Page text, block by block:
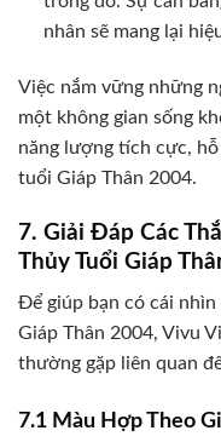
nhân sẽ mang lại
Việc nắm vững những
một không gian sống
năng lượng tích cực,
tuổi Giáp Thân 2004.
7. Giải Đáp Các
Thủy Tuổi Giáp
Để giúp bạn có cái
Giáp Thân 2004, Vivu
thường gặp liên quan
7.1 Màu Hợp Theo